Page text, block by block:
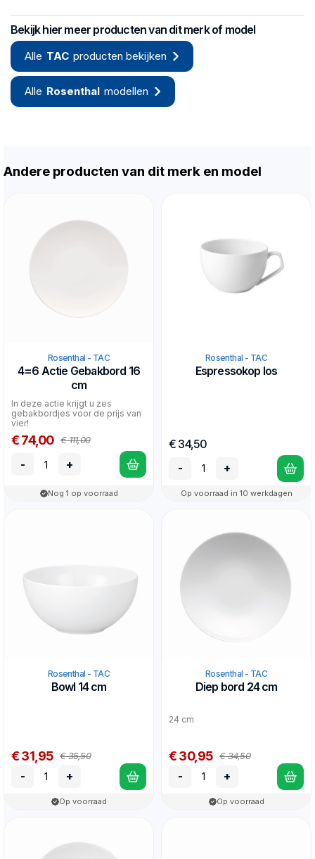
Bekijk hier meer producten van dit merk of model
Alle TAC producten bekijken
Alle Rosenthal modellen
Andere producten van dit merk en model
Rosenthal - TAC
4=6 Actie Gebakbord 16
cm
In deze actie krijgt u zes
gebakbordjes voor de prijs van
vier!
€ 74,00 € 111,00
- +
Nog 1 op voorraad
Rosenthal - TAC
Espressokop los
€ 34,50
-
+
Op voorraad in 10 werkdagen
Rosenthal - TAC
Bowl 14 cm
€ 31,95 € 35,50
- +
Op voorraad
Rosenthal - TAC
Diep bord 24 cm
24 cm
€ 30,95 € 34,50
- +
Op voorraad